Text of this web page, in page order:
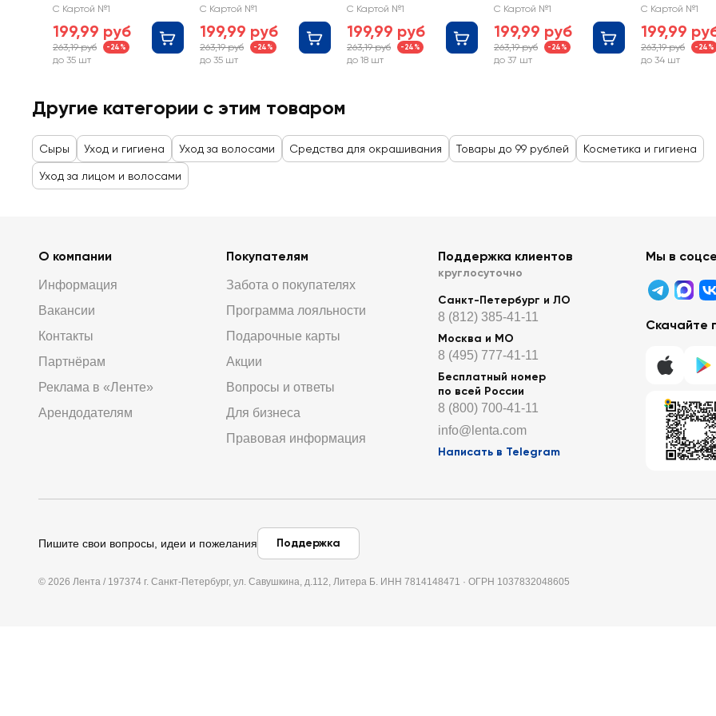
Темный каштан, c
С Картой №1
199,99 руб
263,19 руб -24%
до 35 шт
маслами
С Картой №1
199,99 руб
263,19 руб -24%
до 35 шт
Морозный
маслами
С Картой №1
199,99 руб
263,19 руб -24%
до 18 шт
русый, с 3
С Картой №1
199,99 руб
263,19 руб -24%
до 37 шт
берег, с 3
С Картой №1
199,99
263,19 руб -24%
до 34 шт
Другие категории с этим товаром
Сыры Уход и гигиена Уход за волосами Средства для окрашивания Товары до 99 рублей Косметика и гигиена
Уход за лицом и волосами
О компании
Информация
Вакансии
Контакты
Партнёрам
Реклама в «Ленте»
Арендодателям
Покупателям
Забота о покупателях
Программа лояльности
Подарочные карты
Акции
Вопросы и ответы
Для бизнеса
Правовая информация
Поддержка клиентов
круглосуточно
Санкт-Петербург и ЛО
8 (812) 385-41-11
Москва и МО
8 (495) 777-41-11
Бесплатный номер
по всей России
8 (800) 700-41-11
info@lenta.com
Написать в Telegram
Мы в
Скачайте
Пишите свои вопросы, идеи и пожелания Поддержка
© 2026 Лента / 197374 г. Санкт-Петербург, ул. Савушкина, д.112, Литера Б. ИНН 7814148471 · ОГРН 1037832048605